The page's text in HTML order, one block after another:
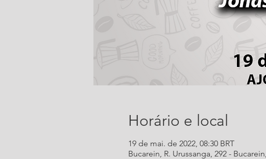
Horário e local
19 de mai. de 2022, 08:30 BRT
Bucarein, R. Urussanga, 292 -